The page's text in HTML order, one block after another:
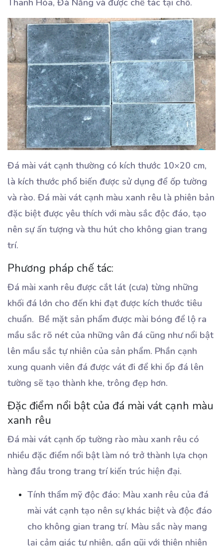
Đá mài vát cạnh thường có kích thước 10×20 cm,
là kích thước phổ biến được sử dụng để ốp tường
và rào. Đá mài vát cạnh màu xanh rêu là phiên bản
đặc biệt được yêu thích với màu sắc độc đáo, tạo
nên sự ấn tượng và thu hút cho không gian trang
trí.
Phương pháp chế tác:
Đá mài xanh rêu được cắt lát (cưa) từng những
khối đá lớn cho đến khi đạt được kích thước tiêu
chuẩn. Bề mặt sản phẩm được mài bóng để lộ ra
mầu sắc rõ nét của những vân đá cũng như nổi bật
lên mầu sắc tự nhiên của sản phẩm. Phần cạnh
xung quanh viên đá được vát đi để khi ốp đá lên
tường sẽ tạo thành khe, trông đẹp hơn.
Đặc điểm nổi bật của đá mài vát cạnh màu
xanh rêu
Đá mài vát cạnh ốp tường rào màu xanh rêu có
nhiều đặc điểm nổi bật làm nó trở thành lựa chọn
hàng đầu trong trang trí kiến trúc hiện đại.
Tính thẩm mỹ độc đáo: Màu xanh rêu của đá
mài vát cạnh tạo nên sự khác biệt và độc đáo
cho không gian trang trí. Màu sắc này mang
lại cảm giác tự nhiên, gần gũi với thiên nhiên